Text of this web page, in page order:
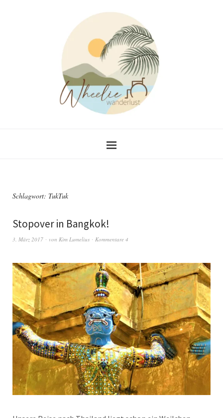
Schlagwort: TukTuk
Stopover in Bangkok!
3. März 2017 von Kim Lumelius Kommentare 4